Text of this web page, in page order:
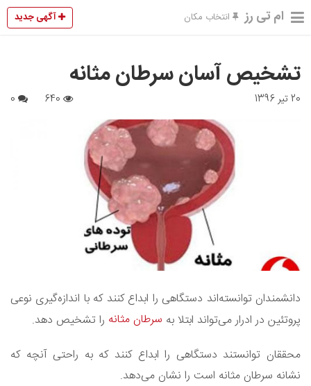
ام تی رز انتخاب مکان آگهی جدید
تشخیص آسان سرطان مثانه
20 تیر 1396
دانشمندان توانسته‌اند دستگاهی را ابداع کنند که با اندازه‌گیری نوعی
پروتئین در ادرار می‌تواند ابتلا به سرطان مثانه را تشخیص دهد.
محققان توانستند دستگاهی را ابداع کنند که به راحتی آنچه که
نشانه سرطان مثانه است را نشان می‌دهد.